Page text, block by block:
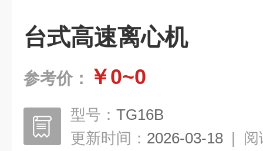
台式高速离心机
参考价： ￥0~0
型号： TG16B
更新时间： 2026-03-18 | 阅